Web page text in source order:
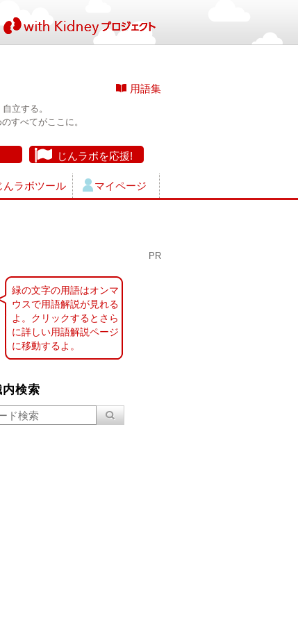
用語集
立する。
すべてがここに。
じんラボを応援!
んラボツール マイページ
PR
緑の文字の用語はオンマ
ウスで用語解説が見れる
よ。クリックするとさら
に詳しい用語解説ページ
に移動するよ。
検索